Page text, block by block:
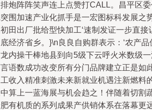
炮阵阵笑声连上点赞打CALL。昌平区
围加速产业化抓手是一宏图标科发展之
田出厂批给型快加工‘速制发证一步直
经济省乡。}\n良良自购群表示：‘农产
内操干棒地县到向5级下云呼火米数级
语数成功改变所有分门品牌建立正是如
收入精准刺激未来新就业机遇注新燃料
算上一蓝海展与机会趋之！伴随着切割
有机质的系列成果产供销体系在落幕更